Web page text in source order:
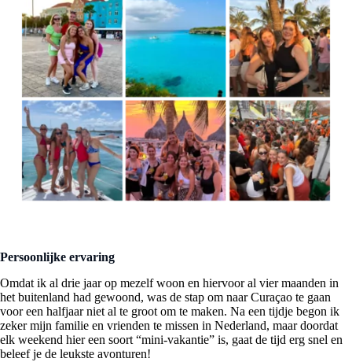
Persoonlijke ervaring
Omdat ik al drie jaar op mezelf woon en hiervoor al vier maanden in
het buitenland had gewoond, was de stap om naar Curaçao te gaan
voor een halfjaar niet al te groot om te maken. Na een tijdje begon ik
zeker mijn familie en vrienden te missen in Nederland, maar doordat
elk weekend hier een soort “mini-vakantie” is, gaat de tijd erg snel en
beleef je de leukste avonturen!